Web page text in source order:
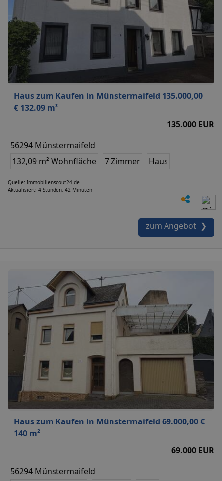
Haus zum Kaufen in Münstermaifeld 135.000,00
€ 132.09 m²
135.000 EUR
56294 Münstermaifeld
132,09 m² Wohnfläche
7 Zimmer Haus
Quelle: Immobilienscout24.de
Aktualisiert: 4 Stunden, 42 Minuten
zum Angebot ❯
Haus zum Kaufen in Münstermaifeld 69.000,00 €
140 m²
69.000 EUR
56294 Münstermaifeld